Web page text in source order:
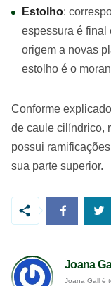
Estolho:
espessura é final
origem a novas
estolho é o
Conforme
de caule cilíndrico,
possui
sua parte superior.
Joana
Joana Gall é